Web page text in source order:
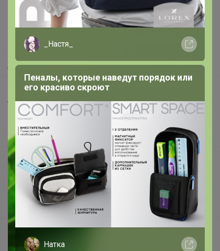
Как здесь все устроено?
Как получить?
Доставка
Шоурумы
Торговые марки
Наша команда
В наличии
Подарочные сертификаты
Реклама на сайте
Поставщикам
Вакансии
Написать в поддержку
_Настя_
Пеналы, которые наведут порядок или
его красиво скроют
Натка